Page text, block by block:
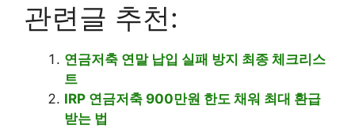
관련글 추천:
연금저축 연말 납입 실패 방지 최종 체크리스
트
IRP 연금저축 900만원 한도 채워 최대 환급
받는 법